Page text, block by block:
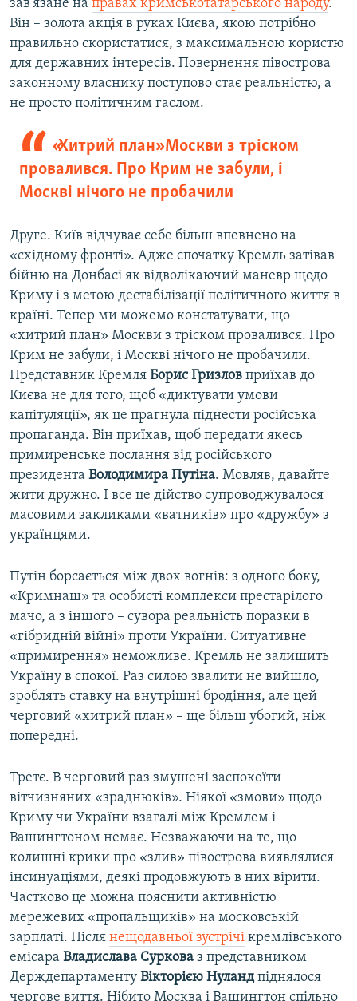
зав'язане на правах кримськотатарського народу.
Він – золота акція в руках Києва, якою потрібно
правильно скористатися, з максимальною користю
для державних інтересів. Повернення півострова
законному власнику поступово стає реальністю, а
не просто політичним гаслом.
«Хитрий план» Москви з тріском
провалився. Про Крим не забули, і
Москві нічого не пробачили
Друге. Київ відчуває себе більш впевнено на
«східному фронті». Адже спочатку Кремль затівав
бійню на Донбасі як відволікаючий маневр щодо
Криму і з метою дестабілізації політичного життя в
країні. Тепер ми можемо констатувати, що
«хитрий план» Москви з тріском провалився. Про
Крим не забули, і Москві нічого не пробачили.
Представник Кремля Борис Гризлов приїхав до
Києва не для того, щоб «диктувати умови
капітуляції», як це прагнула піднести російська
пропаганда. Він приїхав, щоб передати якесь
примиренське послання від російського
президента Володимира Путіна. Мовляв, давайте
жити дружно. І все це дійство супроводжувалося
масовими закликами «ватників» про «дружбу» з
українцями.
Путін борсається між двох вогнів: з одного боку,
«Кримнаш» та особисті комплекси престарілого
мачо, а з іншого – сувора реальність поразки в
«гібридній війні» проти України. Ситуативне
«примирення» неможливе. Кремль не залишить
Україну в спокої. Раз силою звалити не вийшло,
зроблять ставку на внутрішні бродіння, але цей
черговий «хитрий план» – ще більш убогий, ніж
попередні.
Третє. В черговий раз змушені заспокоїти
вітчизняних «зраднюків». Ніякої «змови» щодо
Криму чи України взагалі між Кремлем і
Вашингтоном немає. Незважаючи на те, що
колишні крики про «злив» півострова виявлялися
інсинуаціями, деякі продовжують в них вірити.
Частково це можна пояснити активністю
мережевих «пропальщиків» на московській
зарплаті. Після нещодавньої зустрічі кремлівського
емісара Владислава Суркова з представником
Держдепартаменту Вікторією Нуландпіднялося
чергове виття. Нібито Москва і Вашингтон спільно